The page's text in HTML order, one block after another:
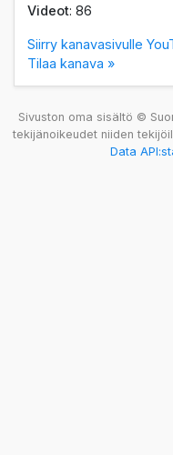
Videot: 86
Siirry kanavasivulle
Tilaa kanava »
Sivuston oma sisältö ©
tekijänoikeudet niiden
Data